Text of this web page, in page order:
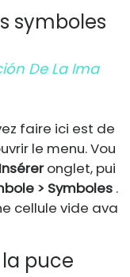
symboles
De La Ima
faire ici est de
le menu. Vou
Inséreronglet, pui
> Symboles .
cellule vide ava
puce